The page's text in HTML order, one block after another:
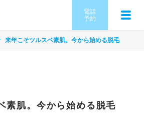
電話
予約
来年こそツルスベ素肌。今から始める脱毛
素肌。今から始める脱毛